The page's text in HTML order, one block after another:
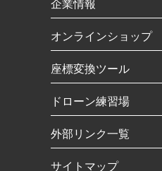
企業情報
オンラインショップ
座標変換ツール
ドローン練習場
外部リンク一覧
サイトマップ